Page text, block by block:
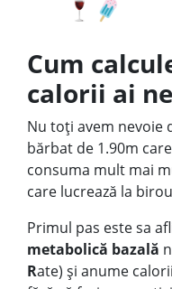
Cum
calorii ai
Nu toți avem nevoie
bărbat de 1.90m
consuma mult mai
care lucrează la
Primul pas este sa
metabolică bazală
Rate) și anume